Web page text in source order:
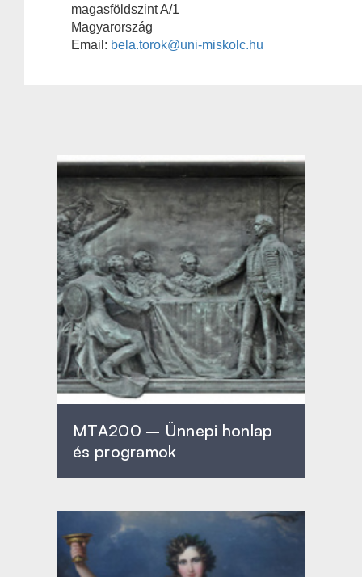
magasföldszint A/1
Magyarország
Email: bela.torok@uni-miskolc.hu
MTA200 – Ünnepi honlap
és programok